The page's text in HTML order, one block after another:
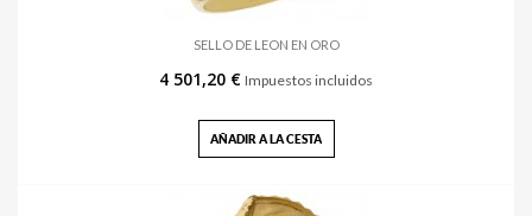
SELLO DE LEON EN ORO
4 501,20 € Impuestos incluidos
AÑADIR A LA CESTA